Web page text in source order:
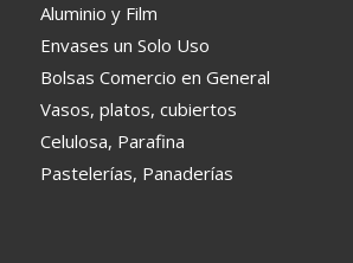
Aluminio y Film
Envases un Solo Uso
Bolsas Comercio en General
Vasos, platos, cubiertos
Celulosa, Parafina
Pastelerías, Panaderías